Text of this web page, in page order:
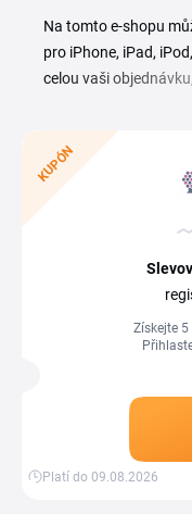
Na tomto e-shopu
pro iPhone, iPad,
celou vaši
dopravu zdarma. V
ani balné. Nakupujte
každé objednávky,
vám vrátí část peněz
KUPÓN
Získejte 5
vaše
při
Platí do 09.08.2026